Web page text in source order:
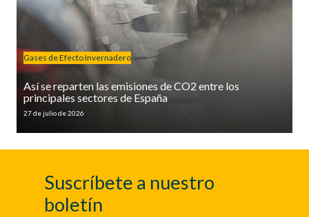
Gases de Efecto Invernadero
Así se reparten las emisiones de CO2 entre los
principales sectores de España
27 de julio de 2026
Suscríbete a nuestro
boletín